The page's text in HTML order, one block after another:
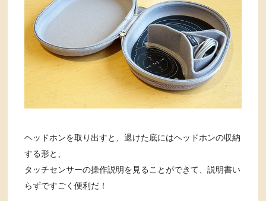
ヘッドホンを取り出すと、退けた底にはヘッドホンの収納
する形と、
タッチセンサーの操作説明を見ることができて、説明書い
らずですごく便利だ！